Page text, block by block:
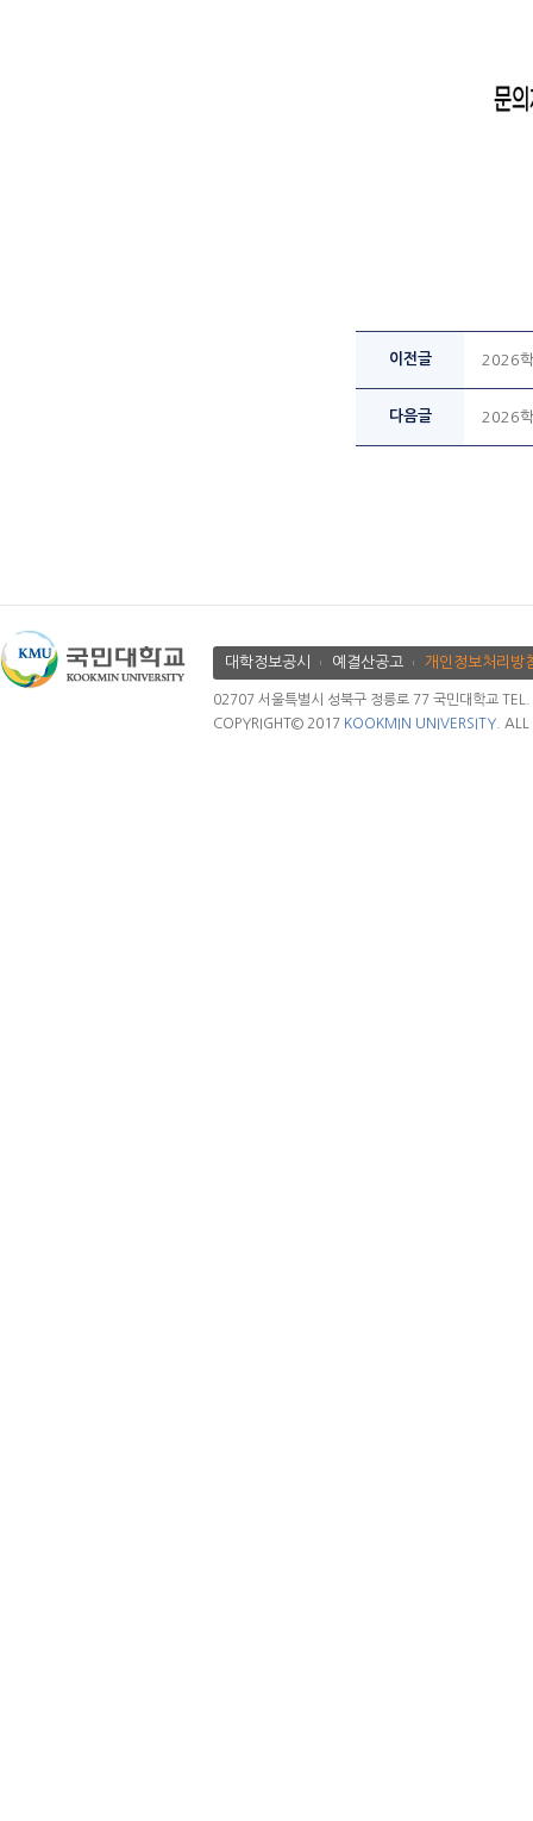
이전글 2026
다음글 2026
대학정보공시 예결산공고 개인정보처리방
02707 서울특별시 성북구 정릉로 77 국민대학교
COPYRIGHT© 2017 KOOKMIN UNIVERSITY. ALL